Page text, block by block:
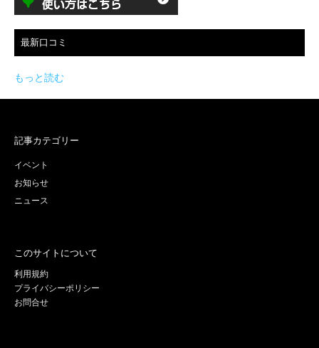
最新口コミ
もっと読む
記事カテゴリー
イベント
お知らせ
ニュース
このサイトについて
利用規約
プライバシーポリシー
お問合せ